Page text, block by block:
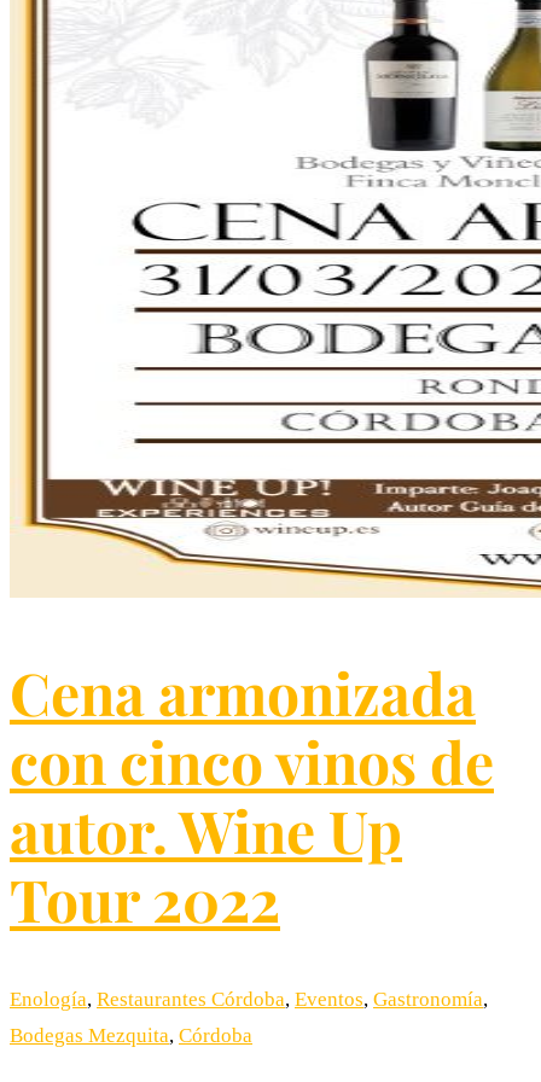
Cena armonizada
con cinco vinos de
autor. Wine Up
Tour 2022
Enología, Restaurantes Córdoba, Eventos, Gastronomía,
Bodegas Mezquita, Córdoba